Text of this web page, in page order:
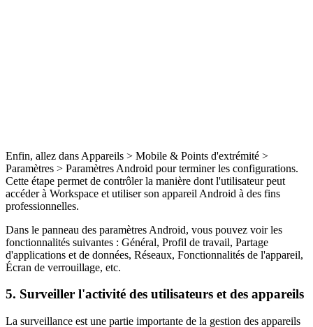
Enfin, allez dans Appareils > Mobile & Points d'extrémité >
Paramètres > Paramètres Android pour terminer les configurations.
Cette étape permet de contrôler la manière dont l'utilisateur peut
accéder à Workspace et utiliser son appareil Android à des fins
professionnelles.
Dans le panneau des paramètres Android, vous pouvez voir les
fonctionnalités suivantes : Général, Profil de travail, Partage
d'applications et de données, Réseaux, Fonctionnalités de l'appareil,
Écran de verrouillage, etc.
5. Surveiller l'activité des utilisateurs et des appareils
La surveillance est une partie importante de la gestion des appareils